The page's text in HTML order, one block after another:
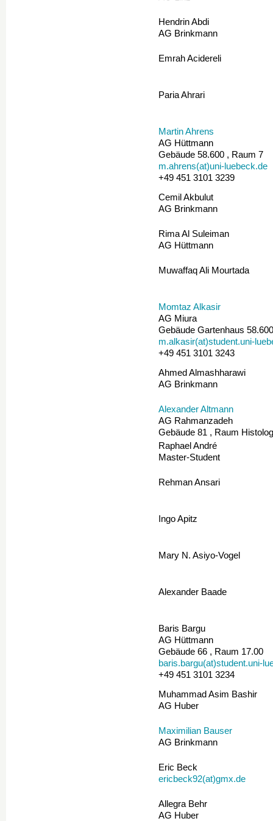
Hendrin Abdi
AG Brinkmann
Emrah Acidereli
Paria Ahrari
Martin Ahrens
AG Hüttmann
Gebäude 58.600 , Raum 7
m.ahrens(at)uni-luebeck.de
+49 451 3101 3239
Cemil Akbulut
AG Brinkmann
Rima Al Suleiman
AG Hüttmann
Muwaffaq Ali Mourtada
Momtaz Alkasir
AG Miura
Gebäude Gartenhaus
m.alkasir(at)student.uni-
+49 451 3101 3243
Ahmed Almashharawi
AG Brinkmann
Alexander Altmann
AG Rahmanzadeh
Gebäude 81 , Raum
Raphael André
Master-Student
Rehman Ansari
Ingo Apitz
Mary N. Asiyo-Vogel
Alexander Baade
Baris Bargu
AG Hüttmann
Gebäude 66 , Raum 17.00
baris.bargu(at)student.uni-
+49 451 3101 3234
Muhammad Asim Bashir
AG Huber
Maximilian Bauser
AG Brinkmann
Eric Beck
ericbeck92(at)gmx.de
Allegra Behr
AG Huber